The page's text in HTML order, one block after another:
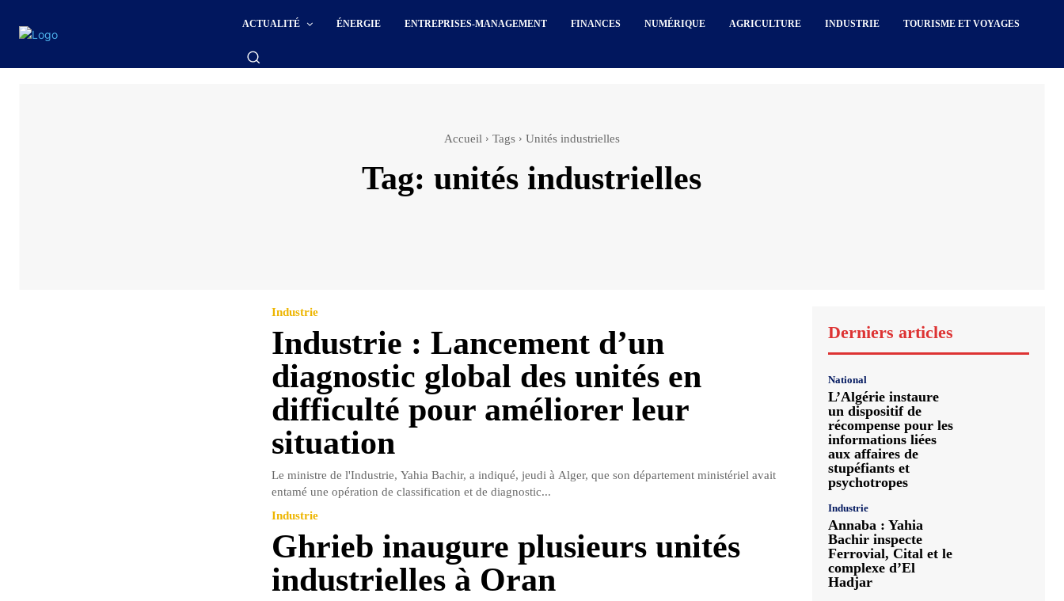
ACTUALITÉ ÉNERGIE ENTREPRISES-MANAGEMENT FINANCES NUMÉRIQUE AGRICULTURE INDUSTRIE TOURISME ET VOYAGES
Accueil Tags Unités industrielles
Tag: unités industrielles
Industrie
Industrie : Lancement d’un
diagnostic global des unités en
difficulté pour améliorer leur
situation
Le ministre de l'Industrie, Yahia Bachir, a indiqué, jeudi à Alger, que son département ministériel avait
entamé une opération de classification et de diagnostic...
Industrie
Ghrieb inaugure plusieurs unités
industrielles à Oran
Derniers articles
National
L’Algérie instaure
un dispositif de
récompense pour les
informations liées
aux affaires de
stupéfiants et
psychotropes
Industrie
Annaba : Yahia
Bachir inspecte
Ferrovial, Cital et le
complexe d’El
Hadjar